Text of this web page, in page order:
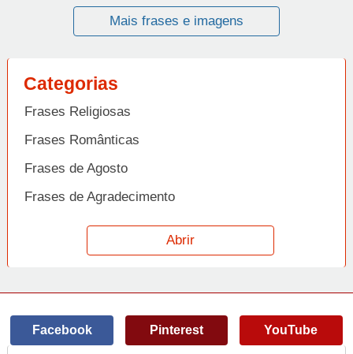
Mais frases e imagens
Categorias
Frases Religiosas
Frases Românticas
Frases de Agosto
Frases de Agradecimento
Frases de Amizade
Frases de Amor
Frases de Arrependimento
Abrir
Facebook Pinterest YouTube